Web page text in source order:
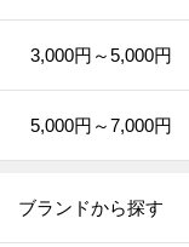
3,000円～5,000円
5,000円～7,000円
ブランドから探す